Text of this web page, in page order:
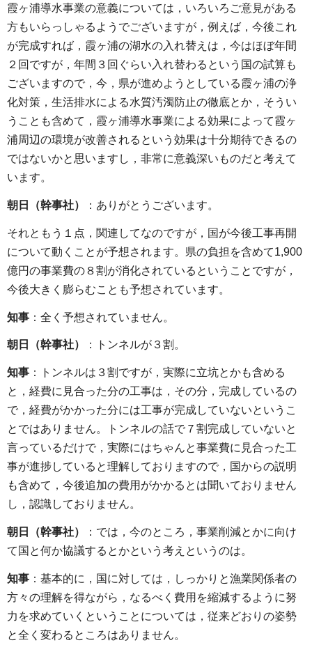
霞ヶ浦導水事業の意義については，いろいろご意見がある
方もいらっしゃるようでございますが，例えば，今後これ
が完成すれば，霞ヶ浦の湖水の入れ替えは，今はほぼ年間
２回ですが，年間３回ぐらい入れ替わるという国の試算も
ございますので，今，県が進めようとしている霞ヶ浦の浄
化対策，生活排水による水質汚濁防止の徹底とか，そうい
うことも含めて，霞ヶ浦導水事業による効果によって霞ヶ
浦周辺の環境が改善されるという効果は十分期待できるの
ではないかと思いますし，非常に意義深いものだと考えて
います。
朝日（幹事社） ：ありがとうございます。
それともう１点，関連してなのですが，国が今後工事再開
について動くことが予想されます。県の負担を含めて1,900
億円の事業費の８割が消化されているということですが，
今後大きく膨らむことも予想されています。
知事 ：全く予想されていません。
朝日（幹事社） ：トンネルが３割。
知事 ：トンネルは３割ですが，実際に立坑とかも含める
と，経費に見合った分の工事は，その分，完成しているの
で，経費がかかった分には工事が完成していないというこ
とではありません。トンネルの話で７割完成していないと
言っているだけで，実際にはちゃんと事業費に見合った工
事が進捗していると理解しておりますので，国からの説明
も含めて，今後追加の費用がかかるとは聞いておりません
し，認識しておりません。
朝日（幹事社）
：では，今のところ，事業削減とかに向け
て国と何か協議するとかという考えというのは。
知事 ：基本的に，国に対しては，しっかりと漁業関係者の
方々の理解を得ながら，なるべく費用を縮減するように努
力を求めていくということについては，従来どおりの姿勢
と全く変わるところはありません。